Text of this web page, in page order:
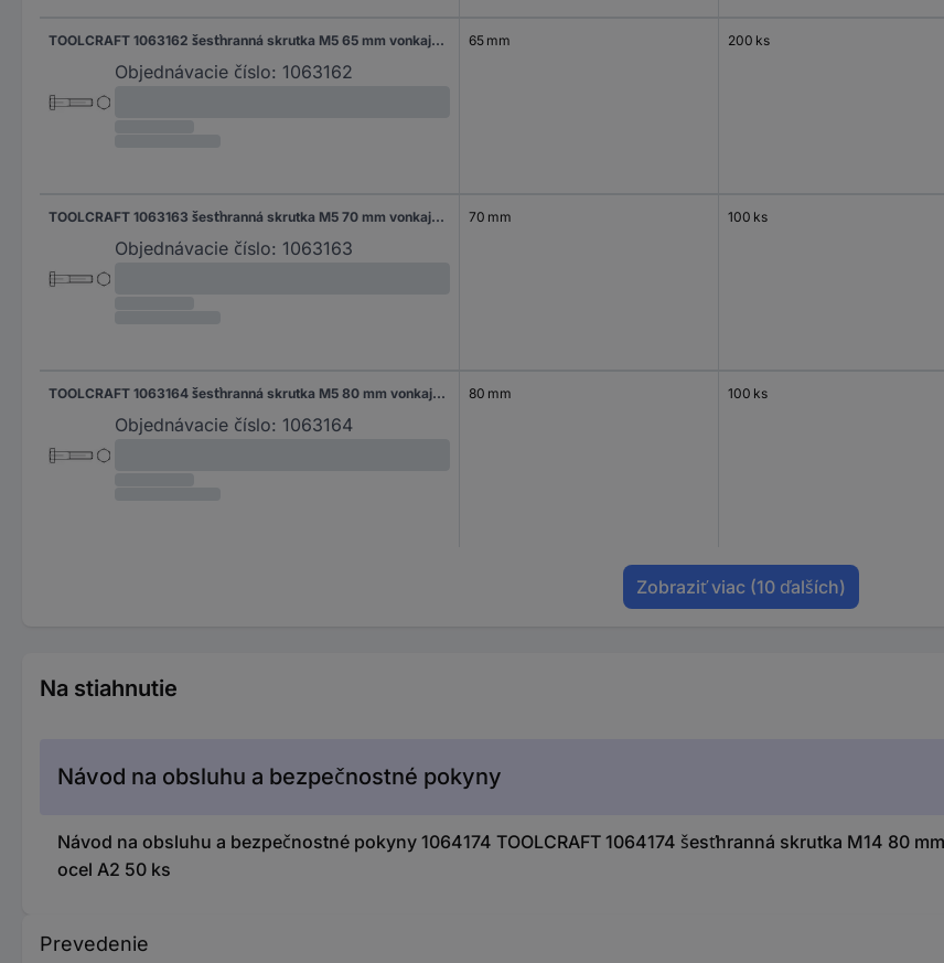
TOOLCRAFT 1063162 šesťhranná skrutka M5 65 mm vonkajší šesťhran DIN 931 nerezová ocel A2 200 ks
Objednávacie číslo: 1063162
65 mm 200 ks
TOOLCRAFT 1063163 šesťhranná skrutka M5 70 mm vonkajší šesťhran DIN 931 nerezová ocel A2 100 ks
Objednávacie číslo: 1063163
70 mm 100 ks
TOOLCRAFT 1063164 šesťhranná skrutka M5 80 mm vonkajší šesťhran DIN 931 nerezová ocel A2 100 ks
Objednávacie číslo: 1063164
80 mm 100 ks
Zobraziť viac (10 ďalších)
Na stiahnutie
Návod na obsluhu a bezpečnostné pokyny
Návod na obsluhu a bezpečnostné pokyny 1064174 TOOLCRAFT 1064174 šesťhranná skrutka M14 80
ocel A2 50 ks
Prevedenie